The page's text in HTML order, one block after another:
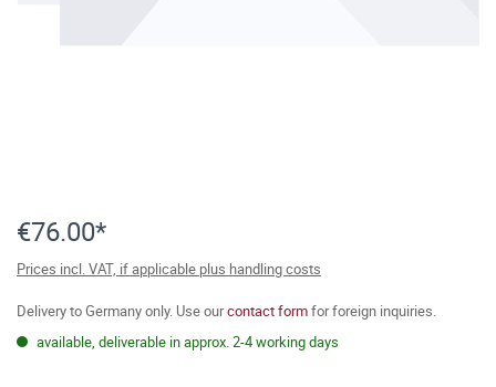
€76.00*
Prices incl. VAT, if applicable plus handling costs
Delivery to Germany only. Use ourcontact formfor foreign inquiries.
available, deliverable in approx. 2-4 working days